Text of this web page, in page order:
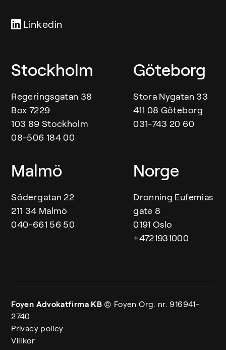
Linkedin
Our offices
Stockholm
Regeringsgatan 38
Box 7229
103 89 Stockholm
08-506 184 00
Göteborg
Stora Nygatan 33
411 08 Göteborg
031-743 20 60
Malmö
Södergatan 22
211 34 Malmö
040-661 56 50
Norge
Dronning Eufemias
gate 8
0191 Oslo
+4721931000
Foyen Advokatfirma KB © Foyen Org. nr. 916941-
2740
Privacy policy
Villkor